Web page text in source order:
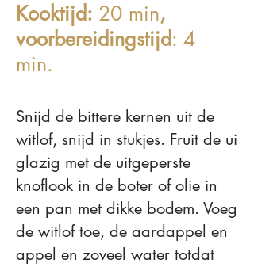
Kooktijd: 20 min,
voorbereidingstijd: 4
min.
Snijd de bittere kernen uit de
witlof, snijd in stukjes. Fruit de ui
glazig met de uitgeperste
knoflook in de boter of olie in
een pan met dikke bodem. Voeg
de witlof toe, de aardappel en
appel en zoveel water totdat